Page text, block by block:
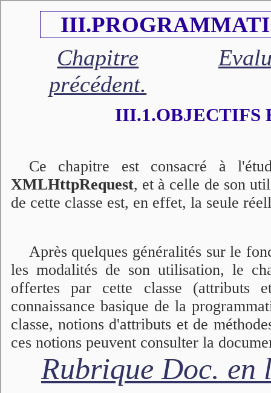
Chapitre
précédent.
III.1.OBJECTIFS
Ce chapitre est consacré à
XMLHttpRequest, et à celle de son
de cette classe est, en effet, la seule
Après quelques généralités sur le
les modalités de son utilisation, le
offertes par cette classe (attributs
connaissance basique de la
classe, notions d'attributs et de
ces notions peuvent consulter la
Rubrique Doc.